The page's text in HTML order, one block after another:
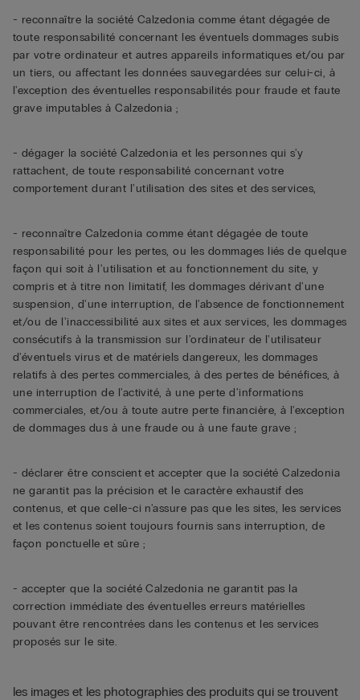
- reconnaître la société Calzedonia comme étant dégagée de
toute responsabilité concernant les éventuels dommages subis
par votre ordinateur et autres appareils informatiques et/ou par
un tiers, ou affectant les données sauvegardées sur celui-ci, à
l'exception des éventuelles responsabilités pour fraude et faute
grave imputables à Calzedonia ;
- dégager la société Calzedonia et les personnes qui s'y
rattachent, de toute responsabilité concernant votre
comportement durant l'utilisation des sites et des services,
- reconnaître Calzedonia comme étant dégagée de toute
responsabilité pour les pertes, ou les dommages liés de quelque
façon qui soit à l'utilisation et au fonctionnement du site, y
compris et à titre non limitatif, les dommages dérivant d'une
suspension, d'une interruption, de l'absence de fonctionnement
et/ou de l'inaccessibilité aux sites et aux services, les dommages
consécutifs à la transmission sur l'ordinateur de l'utilisateur
d'éventuels virus et de matériels dangereux, les dommages
relatifs à des pertes commerciales, à des pertes de bénéfices, à
une interruption de l'activité, à une perte d'informations
commerciales, et/ou à toute autre perte financière, à l'exception
de dommages dus à une fraude ou à une faute grave ;
- déclarer être conscient et accepter que la société Calzedonia
ne garantit pas la précision et le caractère exhaustif des
contenus, et que celle-ci n'assure pas que les sites, les services
et les contenus soient toujours fournis sans interruption, de
façon ponctuelle et sûre ;
- accepter que la société Calzedonia ne garantit pas la
correction immédiate des éventuelles erreurs matérielles
pouvant être rencontrées dans les contenus et les services
proposés sur le site.
les images et les photographies des produits qui se trouvent